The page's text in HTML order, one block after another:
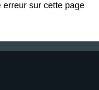
erreur sur cette page